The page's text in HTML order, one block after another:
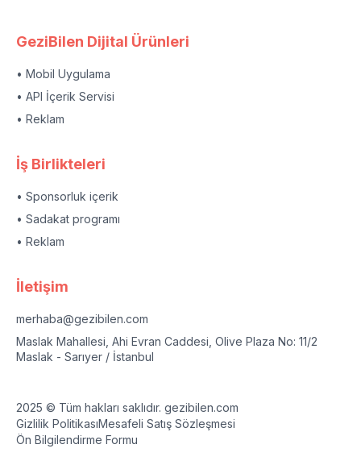
GeziBilen Dijital Ürünleri
• Mobil Uygulama
• API İçerik Servisi
• Reklam
İş Birlikteleri
• Sponsorluk içerik
• Sadakat programı
• Reklam
İletişim
merhaba@gezibilen.com
Maslak Mahallesi, Ahi Evran Caddesi, Olive Plaza No: 11/2
Maslak - Sarıyer / İstanbul
2025 © Tüm hakları saklıdır. gezibilen.com
Gizlilik PolitikasıMesafeli Satış Sözleşmesi
Ön Bilgilendirme Formu